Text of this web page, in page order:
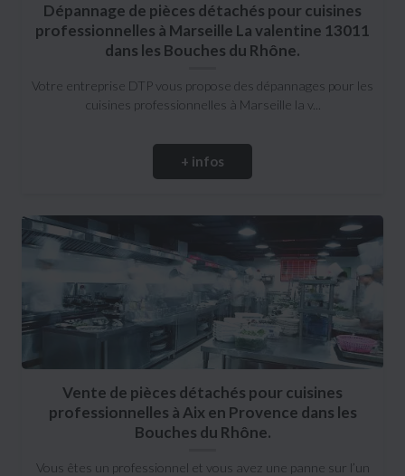
Dépannage de pièces détachés pour cuisines
professionnelles à Marseille La valentine 13011
dans les Bouches du Rhône.
Votre entreprise DTP vous propose des dépannages pour les
cuisines professionnelles à Marseille la v...
+ infos
Vente de pièces détachés pour cuisines
professionnelles à Aix en Provence dans les
Bouches du Rhône.
Vous êtes un professionnel et vous avez une panne sur l’un